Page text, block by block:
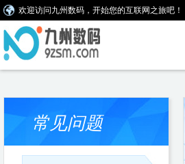
欢迎访问九州数码，开始您的互联网之旅吧！
常见问题